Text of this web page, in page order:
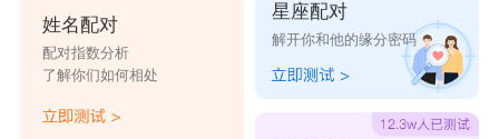
姓名配对
配对指数分析
了解你们如何相处
星座配对
解开你和他的缘分密码